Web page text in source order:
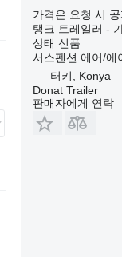
가격은 요청 시 공
탱크 트레일러 -
상태 신품
서스펜션 에어/에
터키, Konya
Donat Trailer
판매자에게 연락